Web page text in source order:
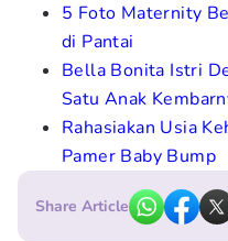
5 Foto Maternity
di Pantai
Bella Bonita Istri
Satu Anak
Rahasiakan Usia
Pamer Baby Bump
Share Article